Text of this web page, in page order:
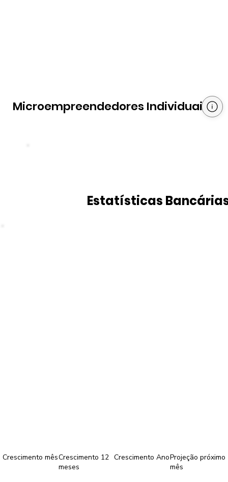
Microempreendedores Individuais
Estatísticas
Crescimento mêsCrescimento 12
meses
Crescimento AnoProjeção próximo
mês